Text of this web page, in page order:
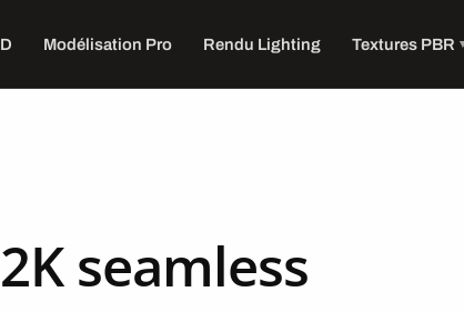
Modélisation Pro Rendu Lighting Textures PBR
seamless